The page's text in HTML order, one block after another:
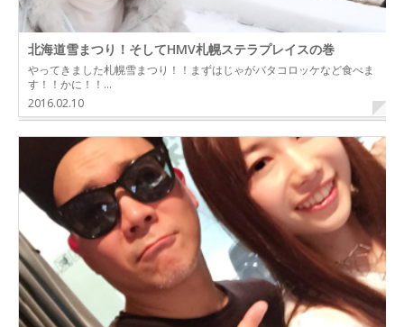
北海道雪まつり！そしてHMV札幌ステラプレイスの巻
やってきました札幌雪まつり！！まずはじゃがバタコロッケなど食べま
す！！かに！！…
2016.02.10